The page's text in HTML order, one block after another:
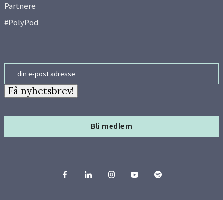
Side 13
Side 15
Partnere
#PolyPod
Bli medlem
Få nyhetsbrev!